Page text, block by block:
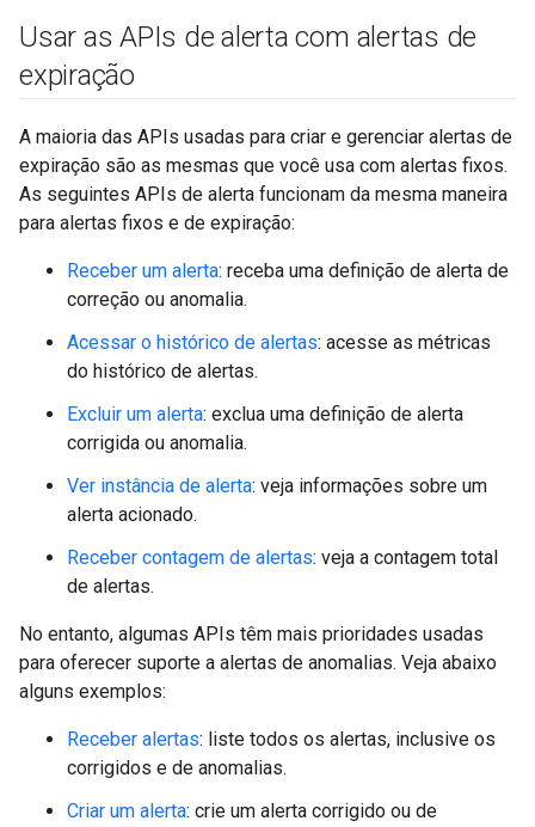
Usar as APIs de alerta com alertas de
expiração
A maioria das APIs usadas para criar e gerenciar alertas de
expiração são as mesmas que você usa com alertas fixos.
As seguintes APIs de alerta funcionam da mesma maneira
para alertas fixos e de expiração:
Receber um alerta: receba uma definição de alerta de
correção ou anomalia.
Acessar o histórico de alertas: acesse as métricas
do histórico de alertas.
Excluir um alerta: exclua uma definição de alerta
corrigida ou anomalia.
Ver instância de alerta: veja informações sobre um
alerta acionado.
Receber contagem de alertas: veja a contagem total
de alertas.
No entanto, algumas APIs têm mais prioridades usadas
para oferecer suporte a alertas de anomalias. Veja abaixo
alguns exemplos:
Receber alertas: liste todos os alertas, inclusive os
corrigidos e de anomalias.
Criar um alerta: crie um alerta corrigido ou de